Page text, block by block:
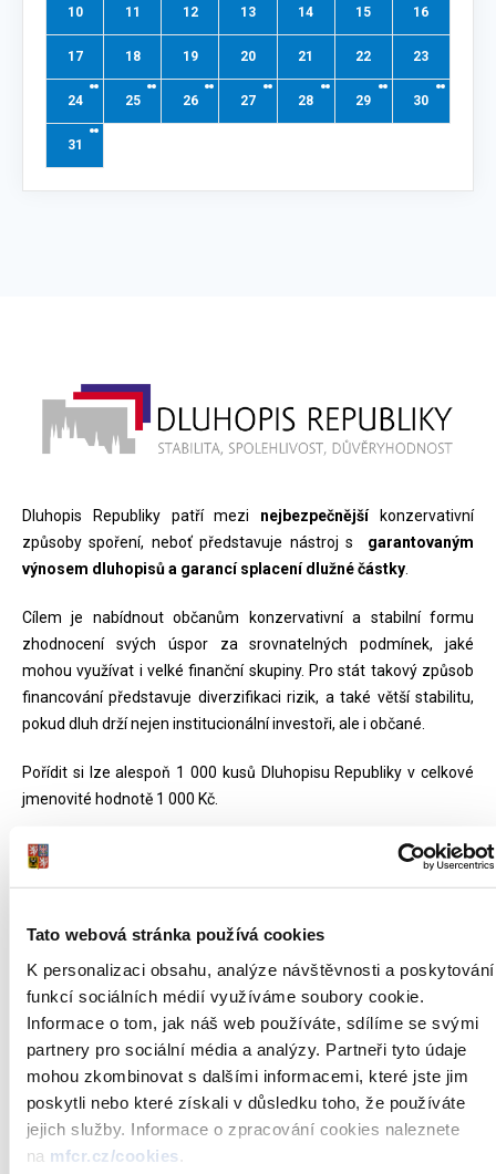
Tato webová stránka používá cookies
K personalizaci obsahu, analýze návštěvnosti a poskytování
funkcí sociálních médií využíváme soubory cookie.
Informace o tom, jak náš web používáte, sdílíme se svými
partnery pro sociální média a analýzy. Partneři tyto údaje
mohou zkombinovat s dalšími informacemi, které jste jim
poskytli nebo které získali v důsledku toho, že používáte
jejich služby. Informace o zpracování cookies naleznete
na mfcr.cz/cookies
10 11 12 13 14 15 16
17 18 19 20 21 22 23
24 25 26 27 28 29 30
31
Dluhopis Republiky patří mezi nejbezpečnějšíkonzervativní
způsoby spoření, neboť představuje nástroj s garantovaným
výnosem dluhopisůa garancí splacení dlužné částky.
Cílem je nabídnout občanům konzervativní a stabilní formu
zhodnocení svých úspor za srovnatelných podmínek, jaké
mohou využívat i velké finanční skupiny. Pro stát takový způsob
financování představuje diverzifikaci rizik, a také větší stabilitu,
pokud dluh drží nejen institucionální investoři, ale i občané.
Pořídit si lze alespoň 1 000 kusů Dluhopisu Republiky v celkové
jmenovité hodnotě 1 000 Kč.
Výnosy Dluhopisu Republiky jsou stanoveny v souladu s
aktuálními výnosy státních dluhopisů obchodovaných na
Investované finanční prostředky je
předčasného splacení, a to bez jakékoli finanční penalizace.
Dluhopis Republiky je možnépořídit osobněna vybraných
pobočkách smluvních distributorů, neboelektronicky
prostřednictvím elektronického přístupu ke správě majetkového
účtu. Elektronický přístup umožňuje rovněž ověřování stavu
zaplacení ceny upisovaných dluhopisů, kontrolu stavu
majetkového účtu, generování výpisů z majetkového účtu a